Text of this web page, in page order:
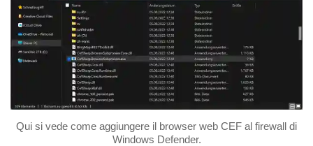
Qui si vede come aggiungere il browser web CEF al firewall di
Windows Defender.